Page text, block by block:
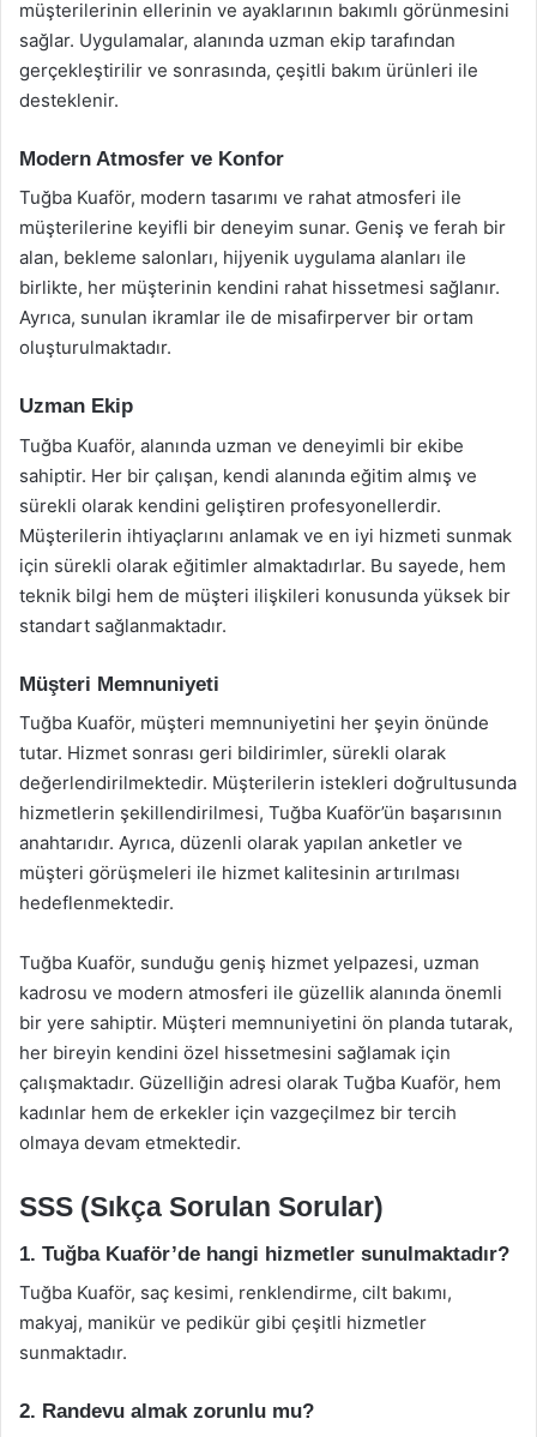
müşterilerinin ellerinin ve ayaklarının bakımlı görünmesini
sağlar. Uygulamalar, alanında uzman ekip tarafından
gerçekleştirilir ve sonrasında, çeşitli bakım ürünleri ile
desteklenir.
Modern Atmosfer ve Konfor
Tuğba Kuaför, modern tasarımı ve rahat atmosferi ile
müşterilerine keyifli bir deneyim sunar. Geniş ve ferah bir
alan, bekleme salonları, hijyenik uygulama alanları ile
birlikte, her müşterinin kendini rahat hissetmesi sağlanır.
Ayrıca, sunulan ikramlar ile de misafirperver bir ortam
oluşturulmaktadır.
Uzman Ekip
Tuğba Kuaför, alanında uzman ve deneyimli bir ekibe
sahiptir. Her bir çalışan, kendi alanında eğitim almış ve
sürekli olarak kendini geliştiren profesyonellerdir.
Müşterilerin ihtiyaçlarını anlamak ve en iyi hizmeti sunmak
için sürekli olarak eğitimler almaktadırlar. Bu sayede, hem
teknik bilgi hem de müşteri ilişkileri konusunda yüksek bir
standart sağlanmaktadır.
Müşteri Memnuniyeti
Tuğba Kuaför, müşteri memnuniyetini her şeyin önünde
tutar. Hizmet sonrası geri bildirimler, sürekli olarak
değerlendirilmektedir. Müşterilerin istekleri doğrultusunda
hizmetlerin şekillendirilmesi, Tuğba Kuaför’ün başarısının
anahtarıdır. Ayrıca, düzenli olarak yapılan anketler ve
müşteri görüşmeleri ile hizmet kalitesinin artırılması
hedeflenmektedir.
Tuğba Kuaför, sunduğu geniş hizmet yelpazesi, uzman
kadrosu ve modern atmosferi ile güzellik alanında önemli
bir yere sahiptir. Müşteri memnuniyetini ön planda tutarak,
her bireyin kendini özel hissetmesini sağlamak için
çalışmaktadır. Güzelliğin adresi olarak Tuğba Kuaför, hem
kadınlar hem de erkekler için vazgeçilmez bir tercih
olmaya devam etmektedir.
SSS (Sıkça Sorulan Sorular)
1. Tuğba Kuaför’de hangi hizmetler sunulmaktadır?
Tuğba Kuaför, saç kesimi, renklendirme, cilt bakımı,
makyaj, manikür ve pedikür gibi çeşitli hizmetler
sunmaktadır.
2. Randevu almak zorunlu mu?